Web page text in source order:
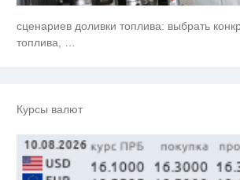
сценариев доливки топлива: выбрать
топлива,
Курсы валют